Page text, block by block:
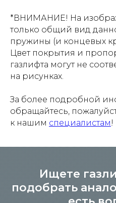
*ВНИМАНИЕ! На
только общий вид
пружины (и концевых
Цвет покрытия и
газлифта могут не
на рисунках.
За более подробной
обращайтесь,
к нашим специалистам!
Ищете
подобрать